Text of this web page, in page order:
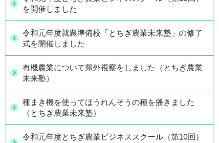
を開催しました
令和元年度就農準備校「とちぎ農業未来塾」の修了
式を開催しました
有機農業について県外視察をしました（とちぎ農業
未来塾）
種まき機を使ってほうれんそうの種を播きました
（とちぎ農業未来塾）
令和元年度とちぎ農業ビジネススクール（第10回）